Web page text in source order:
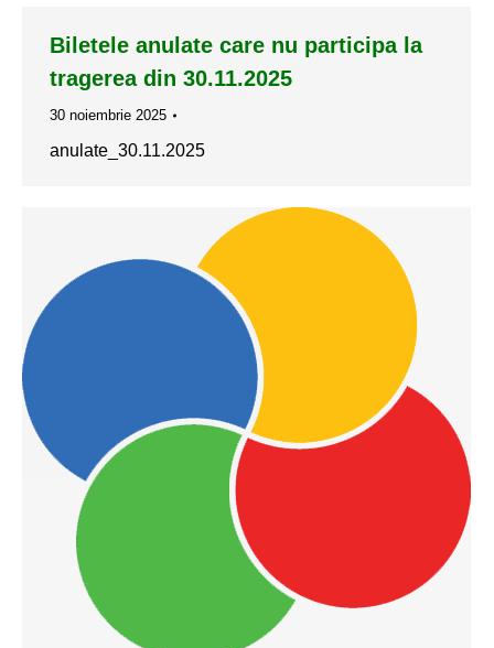
Biletele anulate care nu participa la
tragerea din 30.11.2025
30 noiembrie 2025
anulate_30.11.2025